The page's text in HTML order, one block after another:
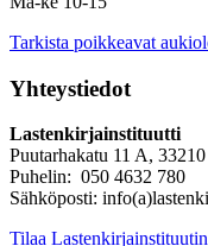
Tarkista poikkeavat
Yhteystiedot
Lastenkirjainstituutti
Puutarhakatu 11 A,
Puhelin: 050 4632 780
Sähköposti:
Tilaa